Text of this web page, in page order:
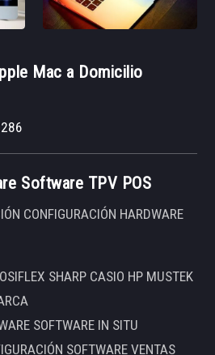
Mac a Domicilio
Software TPV POS
CONFIGURACIÓN HARDWARE
SHARP CASIO HP MUSTEK
SOFTWARE IN SITU
SOFTWARE VENTAS